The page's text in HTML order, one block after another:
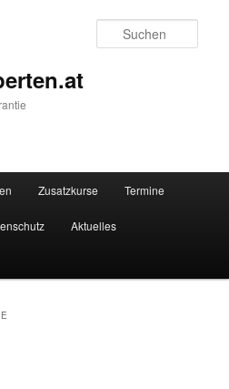
Zusatzkurse Termine
Aktuelles